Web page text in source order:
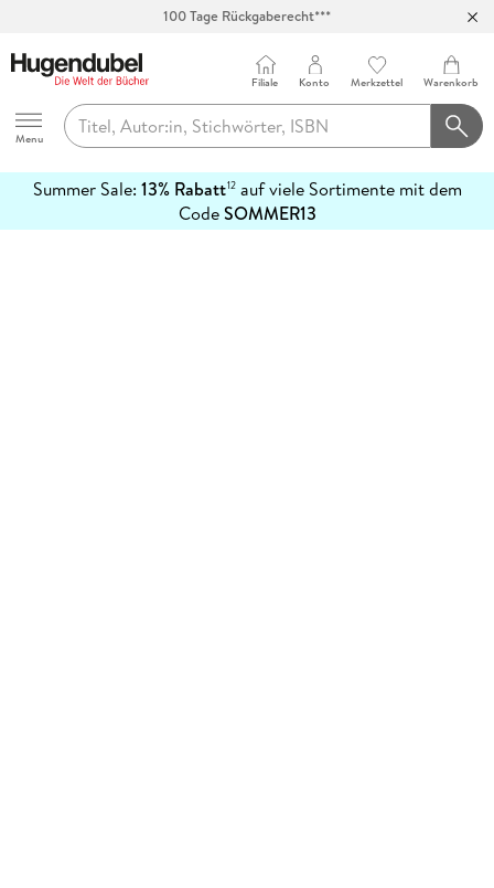
100 Tage Rückgaberecht***
Hugendubel
Menu
Filiale Konto Merkzettel Warenkorb
Summer Sale: 13% Rabatt12auf viele Sortimente mit dem
CodeSOMMER13
erfahren